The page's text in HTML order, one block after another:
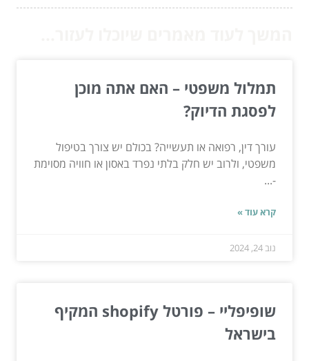
תמלול משפטי – האם אתה מוכן
לפסגת הדיוק?
עורך דין, רפואה או תעשייה? בכולם יש צורך בטיפול
משפטי, ולרוב יש חלק בלתי נפרד באסון או חוויה מסוימת
-...
קרא עוד »
נוב 24, 2024
שופיפליי – פורטל shopify המקיף
בישראל